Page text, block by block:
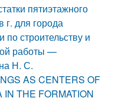
пятиэтажного
г. для города
по строительству и
работы —
Н. С.
AS CENTERS OF
IN THE FORMATION